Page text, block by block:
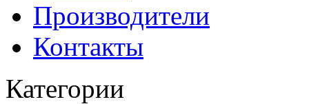
Производители
Контакты
Категории